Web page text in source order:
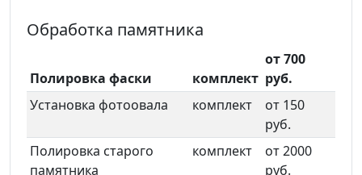
Обработка памятника
Полировка фаски комплект
от 700
руб.
Установка фотоовала
комплект
от 150
руб.
Полировка старого
памятника
комплект
от 2000
руб.